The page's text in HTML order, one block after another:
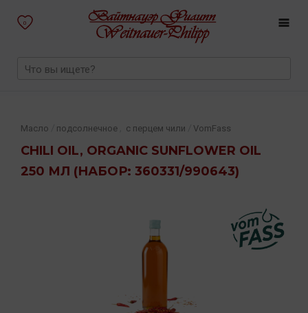
0
CHILI OIL, ORGANIC SUNFLOWER OIL
250 МЛ (НАБОР: 360331/990643)
Масло подсолнечное с перцем чили VomFass